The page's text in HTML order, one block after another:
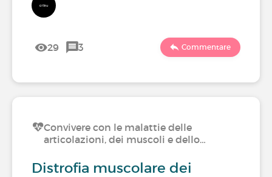
29 3 Commentare
Convivere con le malattie delle
articolazioni, dei muscoli e dello…
Distrofia muscolare dei